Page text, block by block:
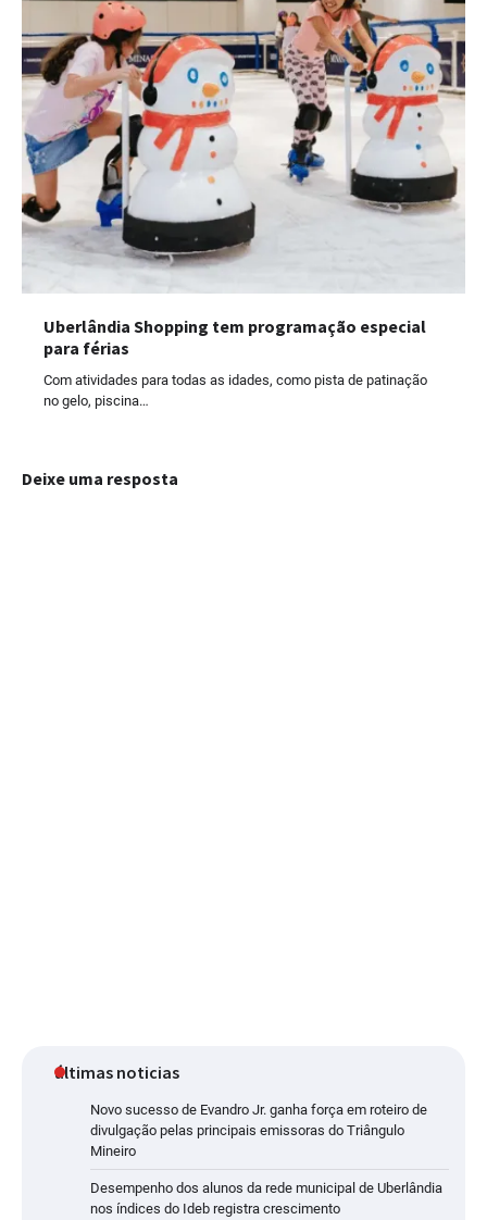
Uberlândia Shopping tem programação especial
para férias
Com atividades para todas as idades, como pista de patinação
no gelo, piscina…
Deixe uma resposta
últimas noticias
Novo sucesso de Evandro Jr. ganha força em roteiro de
divulgação pelas principais emissoras do Triângulo
Mineiro
Desempenho dos alunos da rede municipal de Uberlândia
nos índices do Ideb registra crescimento